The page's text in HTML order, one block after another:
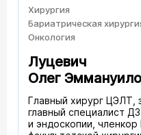
Хирургия
Бариатрическая
Онкология
Луцевич
Олег
Главный хирург ЦЭЛТ,
главный специалист
и эндоскопии,